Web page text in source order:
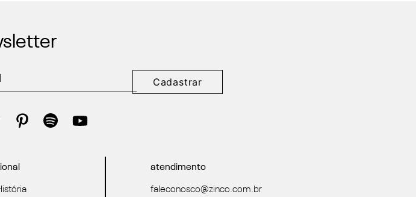
Cadastrar
atendimento
faleconosco@zinco.com.br